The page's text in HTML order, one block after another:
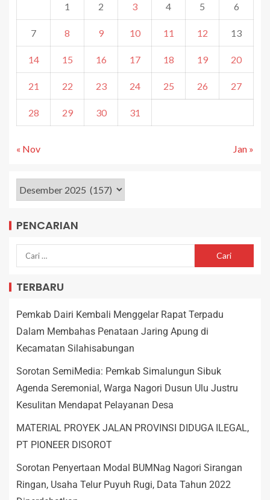
1 2 3 4 5 6
7 8 9 10 11 12 13
14 15 16 17 18 19 20
21 22 23 24 25 26 27
28 29 30 31
« Nov Jan »
PENCARIAN
TERBARU
Pemkab Dairi Kembali Menggelar Rapat Terpadu
Dalam Membahas Penataan Jaring Apung di
Kecamatan Silahisabungan
Sorotan SemiMedia: Pemkab Simalungun Sibuk
Agenda Seremonial, Warga Nagori Dusun Ulu Justru
Kesulitan Mendapat Pelayanan Desa
MATERIAL PROYEK JALAN PROVINSI DIDUGA ILEGAL,
PT PIONEER DISOROT
Sorotan Penyertaan Modal BUMNag Nagori Sirangan
Ringan, Usaha Telur Puyuh Rugi, Data Tahun 2022